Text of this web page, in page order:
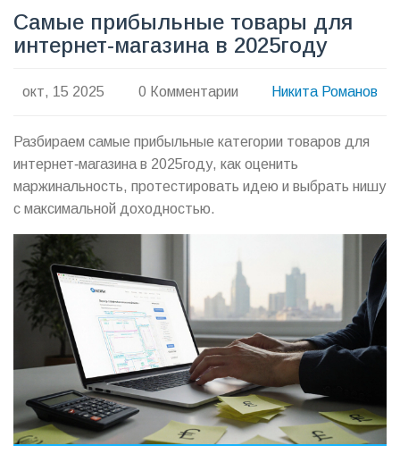
Самые прибыльные товары для
интернет‑магазина в 2025году
окт, 15 2025 0 Комментарии Никита Романов
Разбираем самые прибыльные категории товаров для
интернет‑магазина в 2025году, как оценить
маржинальность, протестировать идею и выбрать нишу
с максимальной доходностью.